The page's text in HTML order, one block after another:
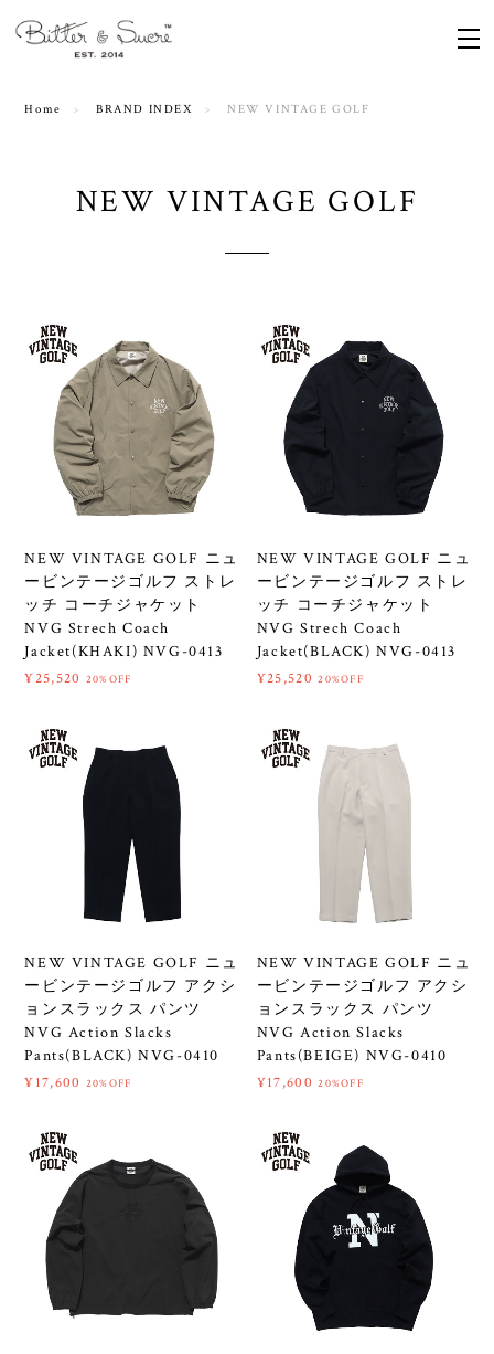
Home BRAND INDEX NEW VINTAGE GOLF
NEW VINTAGE GOLF
NEW VINTAGE GOLF ニュ
ービンテージゴルフ ストレ
ッチ コーチジャケット
NVG Strech Coach
Jacket(KHAKI) NVG-0413
¥25,520 20%OFF
NEW VINTAGE GOLF ニュ
ービンテージゴルフ ストレ
ッチ コーチジャケット
NVG Strech Coach
Jacket(BLACK) NVG-0413
¥25,520 20%OFF
NEW VINTAGE GOLF ニュ
ービンテージゴルフ アクシ
ョンスラックス パンツ
NVG Action Slacks
Pants(BLACK) NVG-0410
¥17,600 20%OFF
NEW VINTAGE GOLF ニュ
ービンテージゴルフ アクシ
ョンスラックス パンツ
NVG Action Slacks
Pants(BEIGE) NVG-0410
¥17,600 20%OFF